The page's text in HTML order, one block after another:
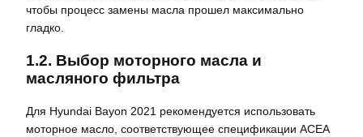
чтобы процесс замены масла прошел максимально
гладко.
1.2. Выбор моторного масла и
масляного фильтра
Для Hyundai Bayon 2021 рекомендуется использовать
моторное масло, соответствующее спецификации ACEA